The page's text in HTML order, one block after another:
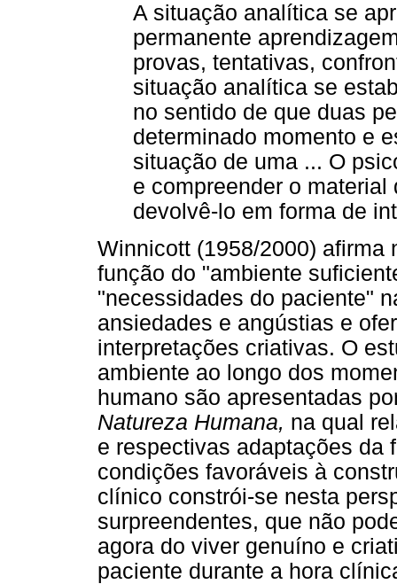
A situação analítica se
permanente
provas, tentativas,
situação analítica se
no sentido de que duas
determinado momento e
situação de uma ... O
e compreender o
devolvê-lo em forma de
Winnicott (1958/2000) afirma
função do "ambiente
"necessidades do paciente"
ansiedades e angústias e
interpretações criativas. O
ambiente ao longo dos
humano são apresentadas
Natureza Humana, na qual
e respectivas adaptações da
condições favoráveis à
clínico constrói-se nesta
surpreendentes, que não
agora do viver genuíno e
paciente durante a hora